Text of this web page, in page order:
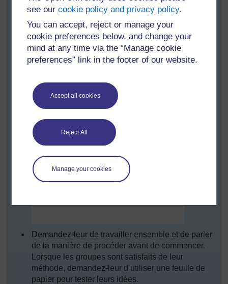
see ourcookie policy and privacy policy.
You can accept, reject or manage your
cookie preferences below, and change your
mind at any time via the “Manage cookie
preferences” link in the footer of our website.
Accept all cookies
Reject All
Manage your cookies
colle ou du scotch et quatre feuilles de papier A4.
Dites aux élèves qu’ensemble ils vont explorer
comment créer une boîte de la même forme que la
boîte (un prisme rectangulaire - voir ci-dessous) en
utilisant une feuille A4 et en dessinant, en pliant et
en collant.
Demandez-leur de travailler ensemble et de parler
de la manière de procéder avant de commencer.
Lorsque les groupes sont satisfaits de leur
méthode, demandez-leur d’utiliser une feuille de
papier pour tester leurs idées.